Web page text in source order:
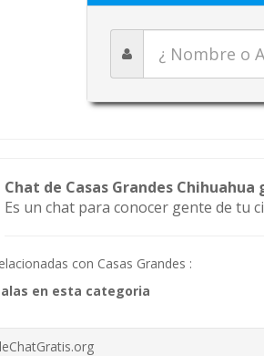
Chat de Casas Grandes Chihuahua
Es un chat para conocer gente de tu
con Casas Grandes :
en esta categoria